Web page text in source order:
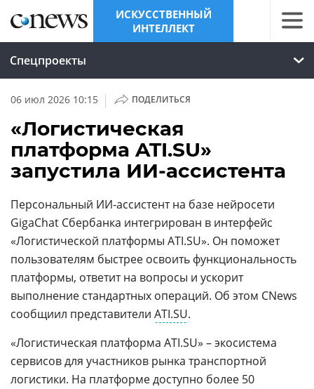
ИСКУССТВЕННЫЙ
ИНТЕЛЛЕКТ
Спецпроекты
06 июл 2026 10:15 | ПОДЕЛИТЬСЯ
«Логистическая
платформа ATI.SU»
запустила ИИ-ассистента
Персональный ИИ-ассистент на базе нейросети
GigaChat Сбербанка интегрирован в интерфейс
«Логистической платформы ATI.SU». Он поможет
пользователям быстрее освоить функциональность
платформы, ответит на вопросы и ускорит
выполнение стандартных операций. Об этом CNews
сообщиил представители ATI.SU.
«Логистическая платформа ATI.SU» – экосистема
сервисов для участников рынка транспортной
логистики. На платформе доступно более 50